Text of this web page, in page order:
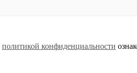
политикой конфиденциальности